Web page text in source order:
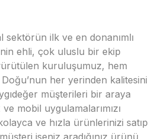
sektörün ilk ve en donanımlı
ehli, çok uluslu bir ekip
kuruluşumuz, hem
her yerinden kalitesini
müşterileri bir araya
mobil uygulamalarımızı
ve hızla ürünlerinizi satıp
iseniz aradığınız ürünü